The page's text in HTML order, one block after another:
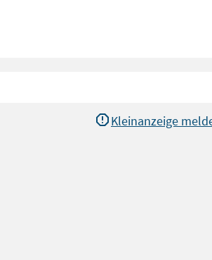
Kleinanzeige